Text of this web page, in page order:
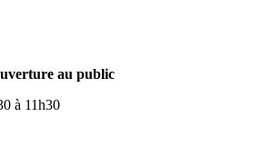
au public
à 11h30